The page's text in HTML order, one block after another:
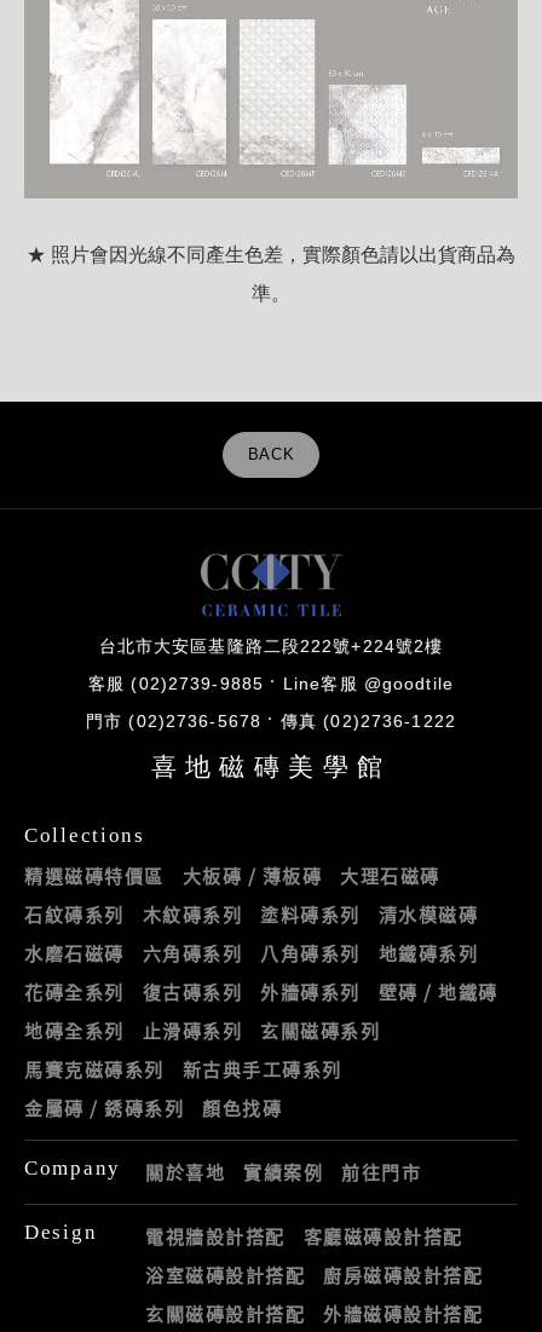
★ 照片會因光線不同產生色差，實際顏色請以出貨商品為
準。
BACK
台北市大安區基隆路二段222號+224號2樓
客服 (02)2739-9885 Line客服 @goodtile
門市 (02)2736-5678 傳真 (02)2736-1222
喜地磁磚美學館
Collections
精選磁磚特價區 大板磚 / 薄板磚
大理石磁磚
石紋磚系列
木紋磚系列 塗料磚系列
清水模磁磚
水磨石磁磚
六角磚系列 八角磚系列
地鐵磚系列
花磚全系列
復古磚系列 外牆磚系列
壁磚 / 地鐵磚
地磚全系列
止滑磚系列
玄關磁磚系列
馬賽克磁磚系列
新古典手工磚系列
金屬磚 / 銹磚系列
顏色找磚
Company 關於喜地 實績案例 前往門市
Design 電視牆設計搭配
客廳磁磚設計搭配
浴室磁磚設計搭配
廚房磁磚設計搭配
玄關磁磚設計搭配
外牆磁磚設計搭配